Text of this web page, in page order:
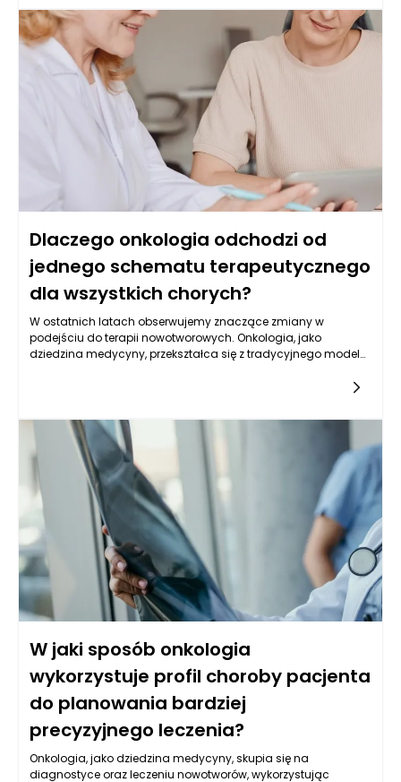
dla których często występują współistniejące schorzenia,
konieczne jest podejście składające się nie tylko z
uwzględnienia rodzaju nowotworu, ale także ogólnego stanu
zdrowia. Z kolei młodsze osoby mogą mieć inny profil ryzyka i
oczekiwania związane z leczeniem. W nowoczesnej onkologii
uwzględnia się te różnice, aby opracować odpowiedni plan
terapeutyczny, co prowadzi do lepszych wyników leczenia i
jakości życia pacjentów.
Dlaczego onkologia odchodzi od
jednego schematu terapeutycznego
dla wszystkich chorych?
W ostatnich latach obserwujemy znaczące zmiany w
podejściu do terapii nowotworowych. Onkologia, jako
dziedzina medycyny, przekształca się z tradycyjnego modelu
terapeutycznym w kierunku bardziej zindywidualizowanego
dotyczącej biochemicznych i genetycznych uwarunkowań
nowotworów oraz zrozumieniu różnorodności pacjentów.
Współczesne badania ukazują, że cancer to złożony problem
wymagający dostosowanych strategii terapeutycznych, co
przekłada się na lepsze wyniki leczenia oraz jakość życia
chorych.
W jaki sposób onkologia
wykorzystuje profil choroby pacjenta
do planowania bardziej
precyzyjnego leczenia?
Onkologia, jako dziedzina medycyny, skupia się na
diagnostyce oraz leczeniu nowotworów, wykorzystując